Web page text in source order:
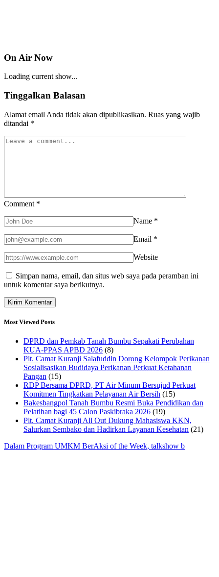
On Air Now
Loading current show...
Tinggalkan Balasan
Alamat email Anda tidak akan dipublikasikan. Ruas yang wajib
ditandai *
Comment *
Name *
Email *
Website
Simpan nama, email, dan situs web saya pada peramban ini
untuk komentar saya berikutnya.
Most Viewed Posts
DPRD dan Pemkab Tanah Bumbu Sepakati Perubahan
KUA-PPAS APBD 2026 (8)
Plt. Camat Kuranji Salafuddin Dorong Kelompok Perikanan
Sosialisasikan Budidaya Perikanan Perkuat Ketahanan
Pangan (15)
RDP Bersama DPRD, PT Air Minum Bersujud Perkuat
Komitmen Tingkatkan Pelayanan Air Bersih (15)
Bakesbangpol Tanah Bumbu Resmi Buka Pendidikan dan
Pelatihan bagi 45 Calon Paskibraka 2026 (19)
Plt. Camat Kuranji All Out Dukung Mahasiswa KKN,
Salurkan Sembako dan Hadirkan Layanan Kesehatan (21)
Dalam Program UMKM BerAksi of the Week, talkshow b